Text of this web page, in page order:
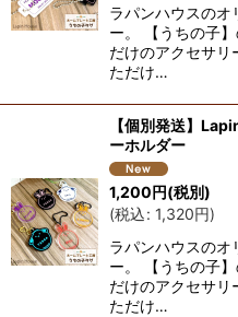
ラパンハウスのオ
ー。 【うちの子
だけのアクセサリ
ただけ…
【個別発送】
ーホルダー
1,200円(税別)
(税込: 1,320円)
ラパンハウスのオ
ー。 【うちの子
だけのアクセサリ
ただけ…